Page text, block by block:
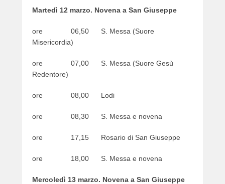
Martedì 12 marzo. Novena a San Giuseppe
ore 06,50 S. Messa (Suore
Misericordia)
ore 07,00 S. Messa (Suore Gesù
Redentore)
ore 08,00 Lodi
ore 08,30 S. Messa e novena
ore 17,15 Rosario di San Giuseppe
ore 18,00 S. Messa e novena
Mercoledì 13 marzo. Novena a San Giuseppe